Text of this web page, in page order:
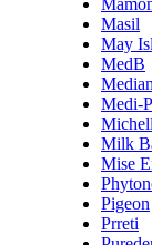
Masil
May
MedB
Median
Medi-
Milk
Mise
Pigeon
Prreti